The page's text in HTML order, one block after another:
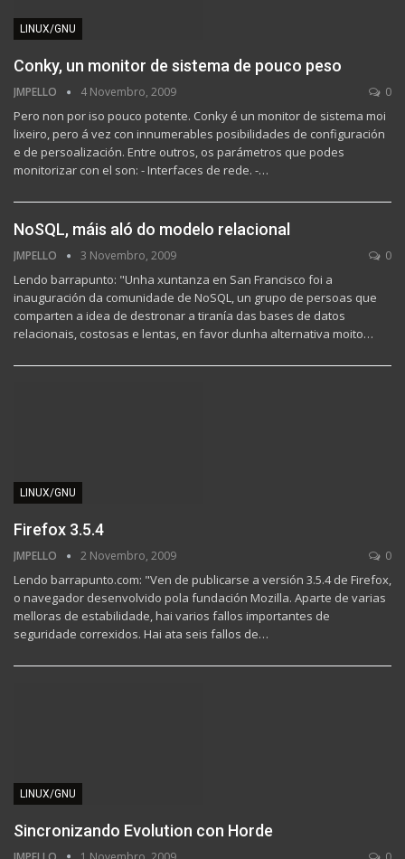
LINUX/GNU
Conky, un monitor de sistema de pouco peso
JMPELLO 4 Novembro, 2009 0
Pero non por iso pouco potente. Conky é un monitor de sistema moi
lixeiro, pero á vez con innumerables posibilidades de configuración
e de persoalización. Entre outros, os parámetros que podes
monitorizar con el son: - Interfaces de rede. -…
NoSQL, máis aló do modelo relacional
JMPELLO 3 Novembro, 2009 0
Lendo barrapunto: "Unha xuntanza en San Francisco foi a
inauguración da comunidade de NoSQL, un grupo de persoas que
comparten a idea de destronar a tiranía das bases de datos
relacionais, costosas e lentas, en favor dunha alternativa moito…
LINUX/GNU
Firefox 3.5.4
JMPELLO 2 Novembro, 2009 0
Lendo barrapunto.com: "Ven de publicarse a versión 3.5.4 de Firefox,
o navegador desenvolvido pola fundación Mozilla. Aparte de varias
melloras de estabilidade, hai varios fallos importantes de
seguridade correxidos. Hai ata seis fallos de…
LINUX/GNU
Sincronizando Evolution con Horde